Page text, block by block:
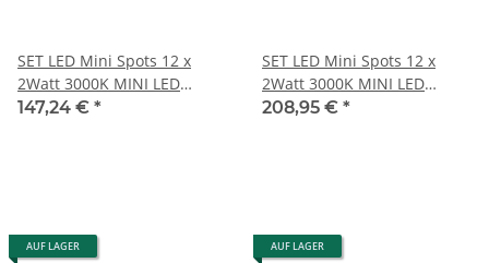
SET LED Mini Spots 12 x
2Watt 3000K MINI LED
Einbaustrahler Dimmbar
147,24 € *
SET LED Mini Spots 12 x
2Watt 3000K MINI LED
Einbaustrahler Dimmbar #1
208,95 € *
AUF LAGER AUF LAGER